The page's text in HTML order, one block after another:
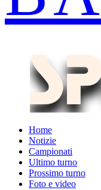
Home
Notizie
Campionati
Ultimo turno
Prossimo turno
Foto e video